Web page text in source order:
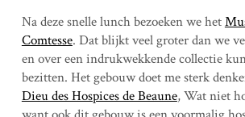
Na deze snelle lunch bezoeken we het
Comtesse. Dat blijkt veel groter dan we
en over een indrukwekkende collectie
bezitten. Het gebouw doet me sterk
Dieu des Hospices de Beaune, Wat niet